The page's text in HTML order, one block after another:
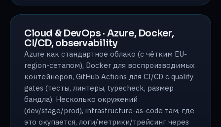
Cloud & DevOps · Azure, Docker,
CI/CD, observability
Azure как стандартное облако (с чётким EU-
region-сетапом), Docker для воспроизводимых
контейнеров, GitHub Actions для CI/CD с quality
gates (тесты, линтеры, typecheck, размер
бандла). Несколько окружений
(dev/stage/prod), infrastructure-as-code там, где
это окупается, логи/метрики/трейсинг через